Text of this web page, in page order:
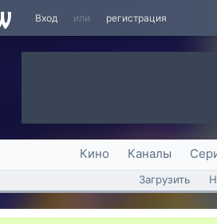
Вход или регистрация
Кино Каналы
Загрузить